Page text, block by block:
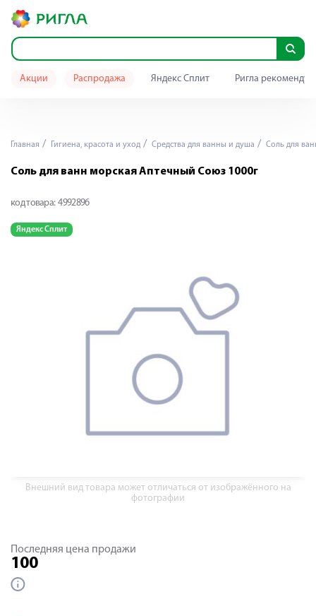
Акции Распродажа Яндекс Сплит Ригла
Главная Гигиена, красота и уход Средства для ванны и душа Соль для
Соль для ванн морская Аптечный Союз 1000г
код товара: 4992896
Яндекс Сплит
Внешний вид товара может отличаться от изображённого на
фотографии
Последняя цена продажи
100